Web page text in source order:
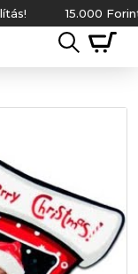
15.000 Forint